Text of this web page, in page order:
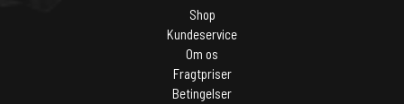
Shop
Kundeservice
Om os
Fragtpriser
Betingelser